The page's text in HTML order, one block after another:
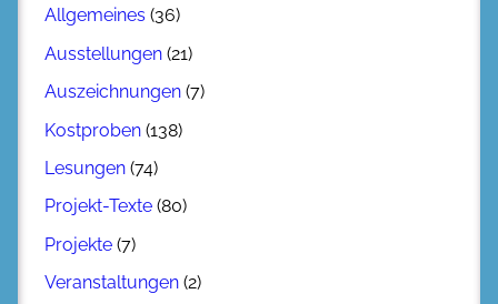
Allgemeines (36)
Ausstellungen (21)
Auszeichnungen (7)
Kostproben (138)
Lesungen (74)
Projekt-Texte (80)
Projekte (7)
Veranstaltungen (2)